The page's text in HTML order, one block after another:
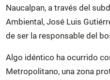
Naucalpan, a través del
Ambiental, José Luis
de ser la responsable del
Algo idéntico ha ocurrido
Metropolitano, una zona